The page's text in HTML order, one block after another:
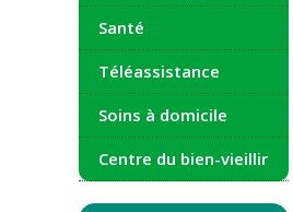
Santé
Téléassistance
Soins à domicile
Centre du bien-vieillir